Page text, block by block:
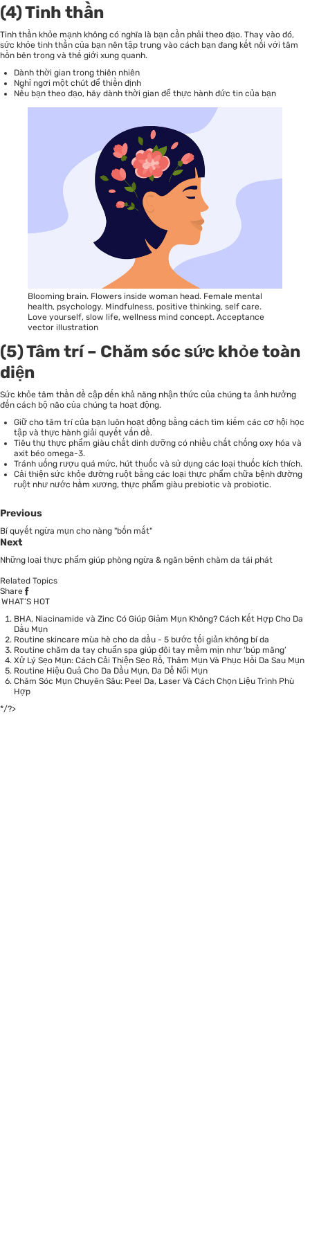
(4) Tinh thần
Tinh thần khỏe mạnh không có nghĩa là bạn cần phải theo đạo. Thay vào đó,
sức khỏe tinh thần của bạn nên tập trung vào cách bạn đang kết nối với tâm
hồn bên trong và thế giới xung quanh.
Dành thời gian trong thiên nhiên
Nghỉ ngơi một chút để thiền định
Nếu bạn theo đạo, hãy dành thời gian để thực hành đức tin của bạn
Blooming brain. Flowers inside woman head. Female mental
health, psychology. Mindfulness, positive thinking, self care.
Love yourself, slow life, wellness mind concept. Acceptance
vector illustration
(5) Tâm trí – Chăm sóc sức khỏe toàn
diện
Sức khỏe tâm thần đề cập đến khả năng nhận thức của chúng ta ảnh hưởng
đến cách bộ não của chúng ta hoạt động.
Giữ cho tâm trí của bạn luôn hoạt động bằng cách tìm kiếm các cơ hội học
tập và thực hành giải quyết vấn đề.
Tiêu thụ thực phẩm giàu chất dinh dưỡng có nhiều chất chống oxy hóa và
axit béo omega-3.
Tránh uống rượu quá mức, hút thuốc và sử dụng các loại thuốc kích thích.
Cải thiện sức khỏe đường ruột bằng các loại thực phẩm chữa bệnh đường
ruột như nước hầm xương, thực phẩm giàu prebiotic và probiotic.
Previous
Bí quyết ngừa mụn cho nàng "bốn mắt"
Next
Những loại thực phẩm giúp phòng ngừa & ngăn bệnh chàm da tái phát
Related Topics
Share
WHAT’S HOT
BHA, Niacinamide và Zinc Có Giúp Giảm Mụn Không? Cách Kết Hợp Cho Da
Dầu Mụn
Routine skincare mùa hè cho da dầu - 5 bước tối giản không bí da
Routine chăm da tay chuẩn spa giúp đôi tay mềm mịn như ‘búp măng’
Xử Lý Sẹo Mụn: Cách Cải Thiện Sẹo Rỗ, Thâm Mụn Và Phục Hồi Da Sau Mụn
Routine Hiệu Quả Cho Da Dầu Mụn, Da Dễ Nổi Mụn
Chăm Sóc Mụn Chuyên Sâu: Peel Da, Laser Và Cách Chọn Liệu Trình Phù
Hợp
*/?>